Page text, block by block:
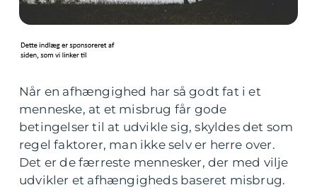
Når en afhængighed har så godt fat i et
menneske, at et misbrug får gode
betingelser til at udvikle sig, skyldes det som
regel faktorer, man ikke selv er herre over.
Det er de færreste mennesker, der med vilje
udvikler et afhængigheds baseret misbrug.